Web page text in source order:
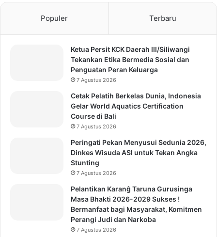
Populer Terbaru
Ketua Persit KCK Daerah III/Siliwangi
Tekankan Etika Bermedia Sosial dan
Penguatan Peran Keluarga
7 Agustus 2026
Cetak Pelatih Berkelas Dunia, Indonesia
Gelar World Aquatics Certification
Course di Bali
7 Agustus 2026
Peringati Pekan Menyusui Sedunia 2026,
Dinkes Wisuda ASI untuk Tekan Angka
Stunting
7 Agustus 2026
Pelantikan Karanĝ Taruna Gurusinga
Masa Bhakti 2026-2029 Sukses !
Bermanfaat bagi Masyarakat, Komitmen
Perangi Judi dan Narkoba
7 Agustus 2026